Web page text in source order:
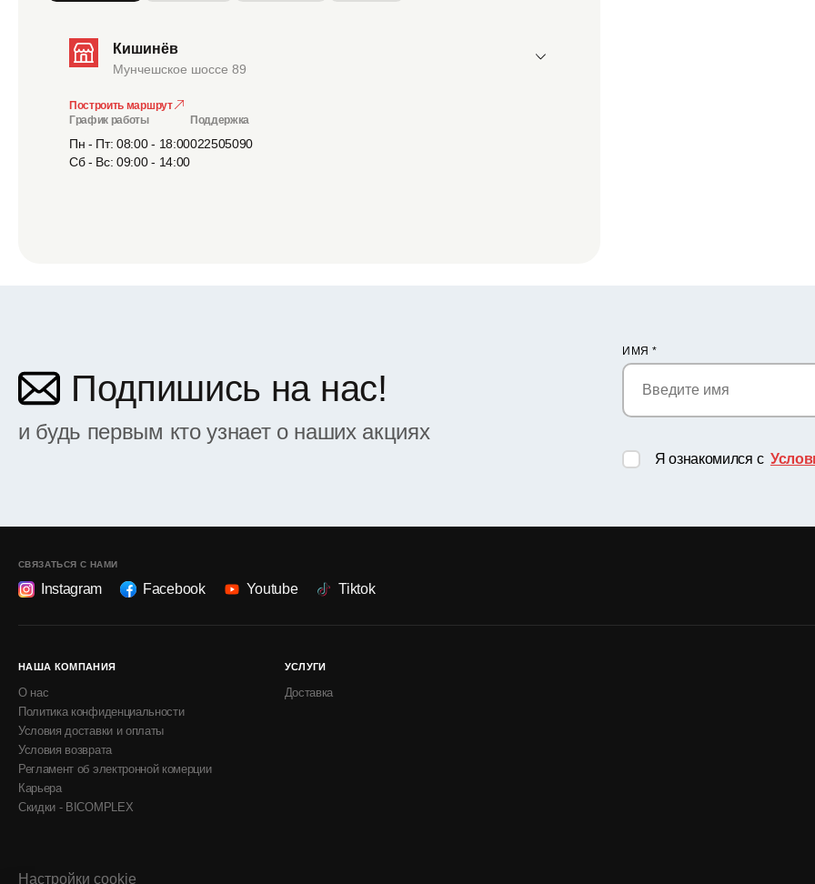
Кишинёв
Мунчешское шоссе 89
Построить маршрут
График работы
Пн - Пт: 08:00 - 18:00
Сб - Вс: 09:00 - 14:00
Поддержка
022505090
Подпишись на нас!
и будь первым кто узнает о наших акциях
ИМЯ *
Я ознакомился с
СВЯЗАТЬСЯ С НАМИ
Instagram Facebook Youtube Tiktok
НАША КОМПАНИЯ
О нас
Политика конфиденциальности
Условия доставки и оплаты
Условия возврата
Регламент об электронной комерции
Карьера
Скидки - BICOMPLEX
УСЛУГИ
Доставка
Настройки cookie